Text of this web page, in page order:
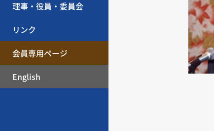
理事・役員・委員会
リンク
会員専用ページ
English